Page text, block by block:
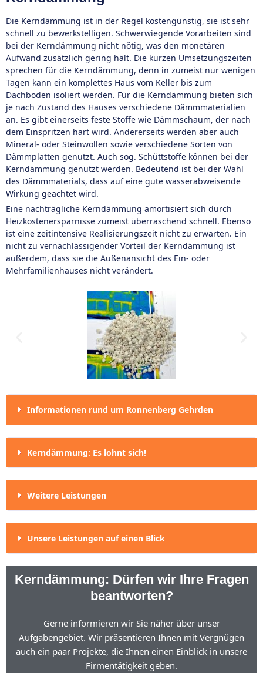
Die Kerndämmung ist in der Regel kostengünstig, sie ist sehr
schnell zu bewerkstelligen. Schwerwiegende Vorarbeiten sind
bei der Kerndämmung nicht nötig, was den monetären
Aufwand zusätzlich gering hält. Die kurzen Umsetzungszeiten
sprechen für die Kerndämmung, denn in zumeist nur wenigen
Tagen kann ein komplettes Haus vom Keller bis zum
Dachboden isoliert werden. Für die Kerndämmung bieten sich
je nach Zustand des Hauses verschiedene Dämmmaterialien
an. Es gibt einerseits feste Stoffe wie Dämmschaum, der nach
dem Einspritzen hart wird. Andererseits werden aber auch
Mineral- oder Steinwollen sowie verschiedene Sorten von
Dämmplatten genutzt. Auch sog. Schüttstoffe können bei der
Kerndämmung genutzt werden. Bedeutend ist bei der Wahl
des Dämmmaterials, dass auf eine gute wasserabweisende
Wirkung geachtet wird.
Eine nachträgliche Kerndämmung amortisiert sich durch
Heizkostenersparnisse zumeist überraschend schnell. Ebenso
ist eine zeitintensive Realisierungszeit nicht zu erwarten. Ein
nicht zu vernachlässigender Vorteil der Kerndämmung ist
außerdem, dass sie die Außenansicht des Ein- oder
Mehrfamilienhauses nicht verändert.
Informationen rund um Ronnenberg Gehrden
Kerndämmung: Es lohnt sich!
Weitere Leistungen
Unsere Leistungen auf einen Blick
Kerndämmung: Dürfen wir Ihre Fragen
beantworten?
Gerne informieren wir Sie näher über unser
Aufgabengebiet. Wir präsentieren Ihnen mit Vergnügen
auch ein paar Projekte, die Ihnen einen Einblick in unsere
Firmentätigkeit geben.